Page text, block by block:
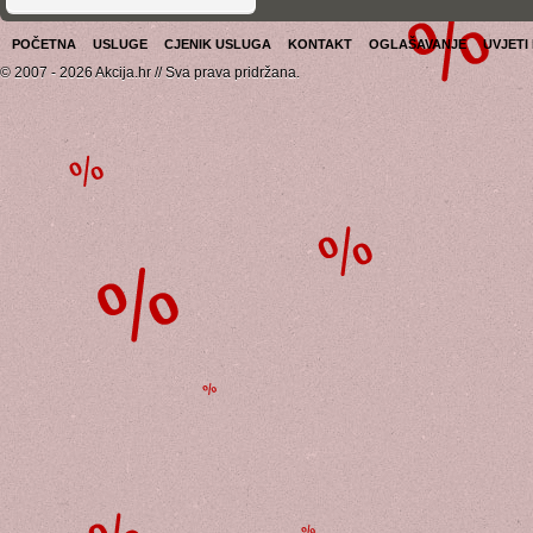
POČETNA USLUGE CJENIK USLUGA KONTAKT OGLAŠAVANJE UVJETI
© 2007 - 2026 Akcija.hr // Sva prava pridržana.